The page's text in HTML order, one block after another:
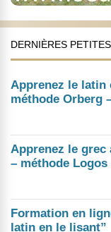
DERNIÈRES
Apprenez le latin
méthode Orberg
Apprenez le grec
– méthode
Formation en
latin en le lisant”